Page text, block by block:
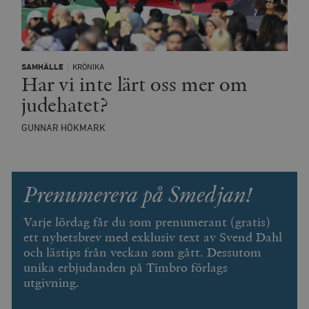
SAMHÄLLE KRÖNIKA
Har vi inte lärt oss mer om
judehatet?
GUNNAR HÖKMARK
Prenumerera på Smedjan!
Varje lördag får du som prenumerant (gratis)
ett nyhetsbrev med exklusiv text av Svend Dahl
och lästips från veckan som gått. Dessutom
unika erbjudanden på Timbro förlags
utgivning.
wp_woocommerce_session_[abcdef0123456789]
timbro.se
_hjAbsoluteSessionInProgress
Hotjar Ltd
.timbro.se